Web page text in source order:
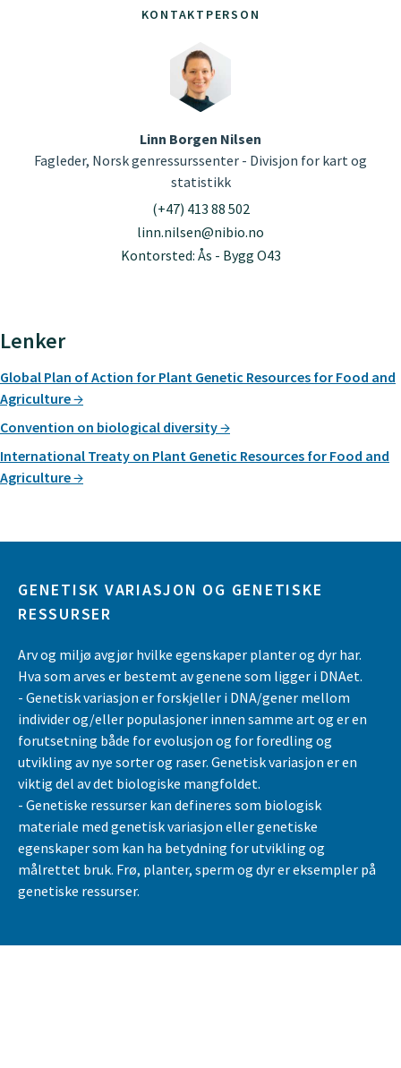
KONTAKTPERSON
Linn Borgen Nilsen
Fagleder, Norsk genressurssenter - Divisjon for kart og
statistikk
(+47) 413 88 502
linn.nilsen@nibio.no
Kontorsted: Ås - Bygg O43
Lenker
Global Plan of Action for Plant Genetic Resources for Food and
Agriculture
Convention on biological diversity
International Treaty on Plant Genetic Resources for Food and
Agriculture
GENETISK VARIASJON OG GENETISKE
RESSURSER
Arv og miljø avgjør hvilke egenskaper planter og dyr har.
Hva som arves er bestemt av genene som ligger i DNAet.
- Genetisk variasjon er forskjeller i DNA/gener mellom
individer og/eller populasjoner innen samme art og er en
forutsetning både for evolusjon og for foredling og
utvikling av nye sorter og raser. Genetisk variasjon er en
viktig del av det biologiske mangfoldet.
- Genetiske ressurser kan defineres som biologisk
materiale med genetisk variasjon eller genetiske
egenskaper som kan ha betydning for utvikling og
målrettet bruk. Frø, planter, sperm og dyr er eksempler på
genetiske ressurser.